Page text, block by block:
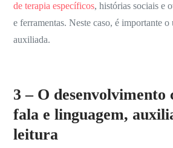
de terapia específicos, histórias sociais e
e ferramentas. Neste caso, é importante
auxiliada.
3 – O
fala e linguagem,
leitura